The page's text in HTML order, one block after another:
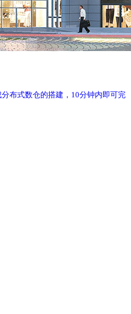
布式数仓的搭建，10分钟内即可完